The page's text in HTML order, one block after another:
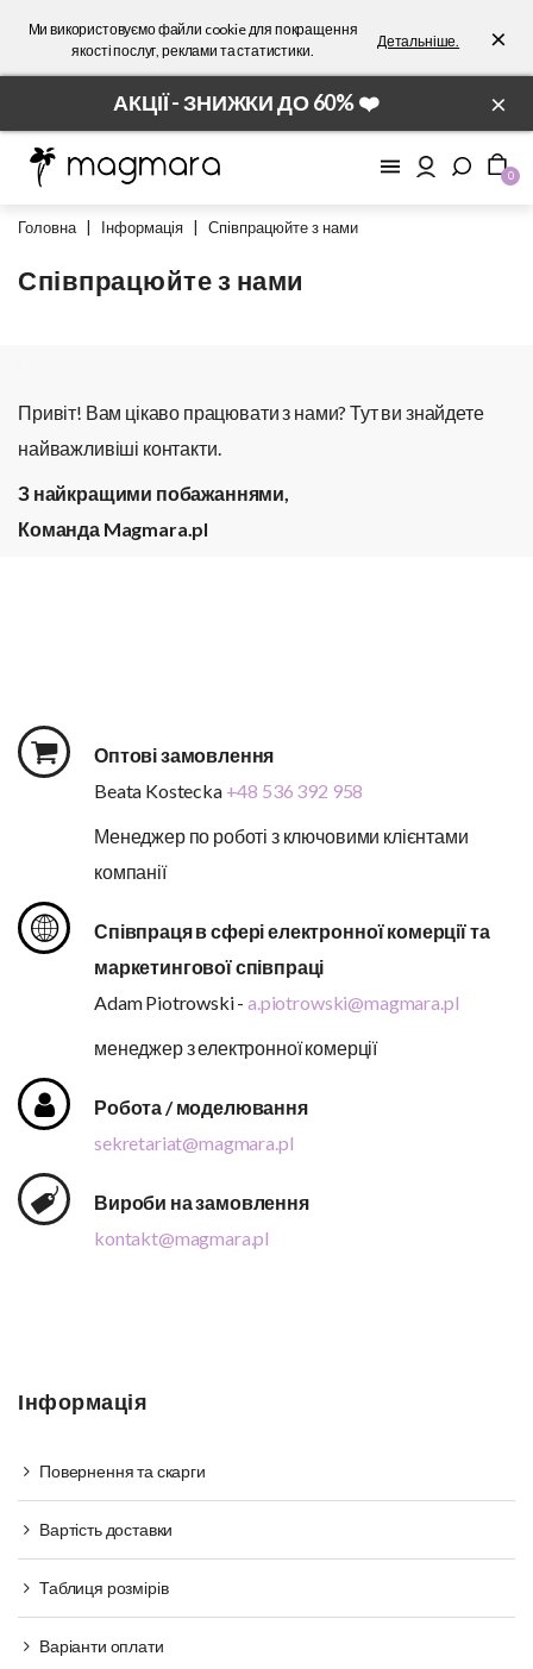
Ми використовуємо файли cookie для покращення
якості послуг, реклами та статистики.
Детальніше. ×
АКЦІЇ - ЗНИЖКИ ДО 60% ❤️ ×
0
Головна Інформація Співпрацюйте з нами
Інформація
Повернення та скарги
Вартість доставки
Таблиця розмірів
Варіанти оплати
Співпрацюйте з нами
Привіт! Вам цікаво працювати з нами? Тут ви знайдете
найважливіші контакти.
З найкращими побажаннями,
Команда Magmara.pl
Оптові замовлення
Beata Kostecka +48 536 392 958
Менеджер по роботі з ключовими клієнтами
компанії
Співпраця в сфері електронної комерції та
маркетингової співпраці
Adam Piotrowski -a.piotrowski@magmara.pl
менеджер з електронної комерції
Робота / моделювання
sekretariat@magmara.pl
Вироби на замовлення
kontakt@magmara.pl